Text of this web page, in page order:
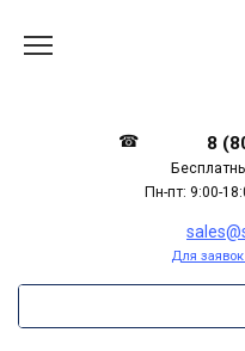
содержанию
8
Пн-пт: 9:00-
Для